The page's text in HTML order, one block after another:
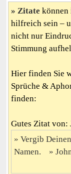
Zitate können
hilfreich sein –
nicht nur
Stimmung
Hier finden Sie
Sprüche &
finden:
Gutes Zitat von:
Vergib
Namen.